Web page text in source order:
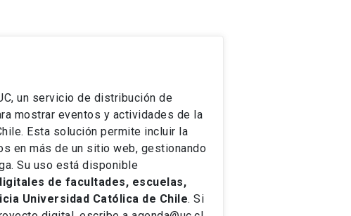
un servicio de distribución de
mostrar eventos y actividades de la
Esta solución permite incluir la
en más de un sitio web, gestionando
Su uso está disponible
de facultades, escuelas,
Universidad Católica de Chile. Si